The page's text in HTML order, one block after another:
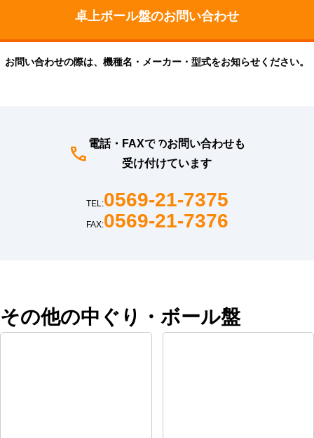
お問い合わせの際は、機種名・メーカー・型式をお知らせください。
電話・FAXでのお問い合わせも
受け付けています
TEL:0569-21-7375
FAX:0569-21-7376
その他の中ぐり・ボール盤